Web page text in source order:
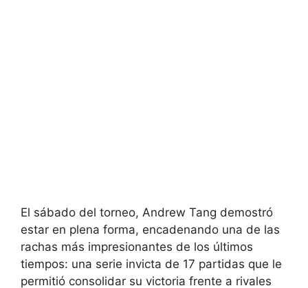
El sábado del torneo, Andrew Tang demostró
estar en plena forma, encadenando una de las
rachas más impresionantes de los últimos
tiempos: una serie invicta de 17 partidas que le
permitió consolidar su victoria frente a rivales